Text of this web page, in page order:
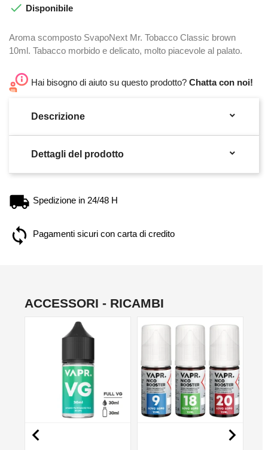
 Disponibile
Aroma scomposto SvapoNext Mr. Tobacco Classic brown
10ml. Tabacco morbido e delicato, molto piacevole al palato.
Hai bisogno di aiuto su questo prodotto? Chatta con noi!
Descrizione 
Dettagli del prodotto 
Spedizione in 24/48 H
Pagamenti sicuri con carta di credito
ACCESSORI - RICAMBI
 